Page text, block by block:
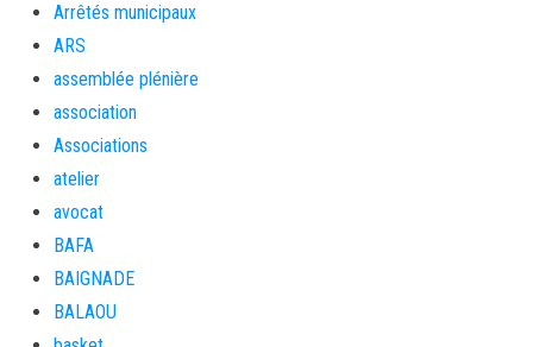
Arrêtés municipaux
ARS
assemblée plénière
association
Associations
atelier
avocat
BAFA
BAIGNADE
BALAOU